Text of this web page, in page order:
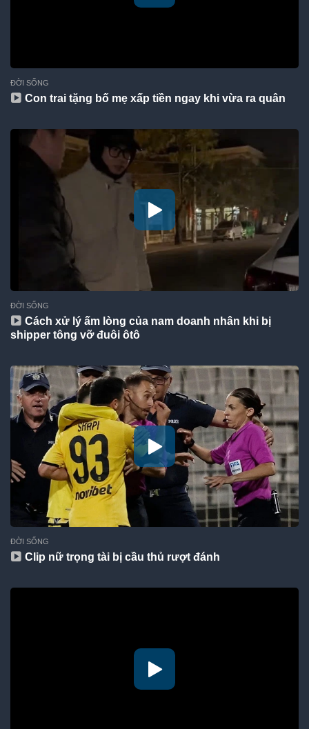
ĐỜI SỐNG
Con trai tặng bố mẹ xấp tiền ngay khi vừa ra quân
ĐỜI SỐNG
Cách xử lý ấm lòng của nam doanh nhân khi bị
shipper tông vỡ đuôi ôtô
ĐỜI SỐNG
Clip nữ trọng tài bị cầu thủ rượt đánh